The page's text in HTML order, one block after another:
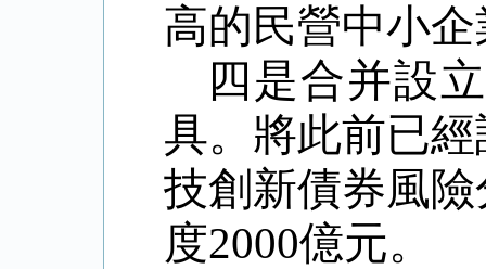
高的民營中小
四是合并設
具。將此前已
技創新債券風
度2000億元。